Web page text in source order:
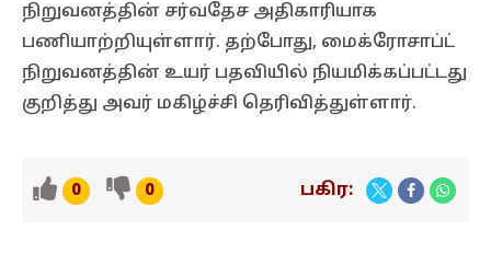
நிறுவனத்தின் சர்வதேச அதிகாரியாக
பணியாற்றியுள்ளார். தற்போது, மைக்ரோசாப்ட்
நிறுவனத்தின் உயர் பதவியில் நியமிக்கப்பட்டது
குறித்து அவர் மகிழ்ச்சி தெரிவித்துள்ளார்.
0 0 பகிர: